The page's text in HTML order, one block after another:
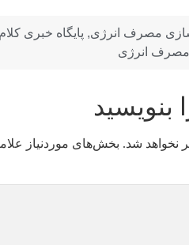
مصرف انرژی, پایگاه خبری
مصرف انرژی
بنویسید
نخواهد شد. بخش‌های موردنیاز